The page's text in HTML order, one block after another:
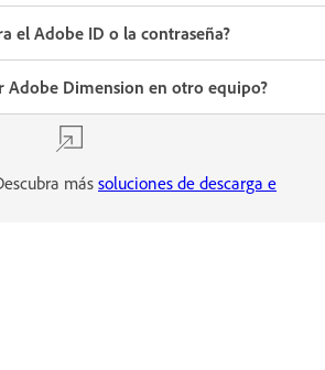
el Adobe ID o la contraseña?
Adobe Dimension en otro equipo?
más soluciones de descarga e